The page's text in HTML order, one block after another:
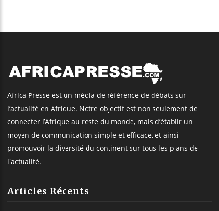
Africa Presse est un média de référence de débats sur
l’actualité en Afrique. Notre objectif est non seulement de
connecter l’Afrique au reste du monde, mais d’établir un
moyen de communication simple et efficace, et ainsi
promouvoir la diversité du continent sur tous les plans de
l'actualité.
Articles Récents